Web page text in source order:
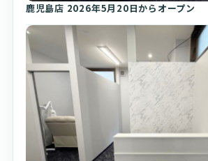
鹿児島店 2026年5月20日からオープン